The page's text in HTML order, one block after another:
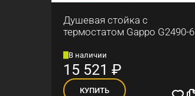
Душевая стойка с
термостатом Gappo G2490-6
В наличии
15 521 ₽
КУПИТЬ